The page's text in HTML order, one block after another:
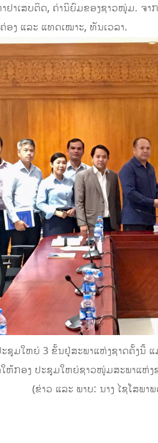
ເສບຕິດ, ຄ່ານິຍົມຂອງຊາວໜຸ່ມ. ຈາ
ງ ແລະ ແທດເໝາະ, ທັນເວລາ.
ຊຸມໃຫຍ່ 3 ຂັ້ນຢູ່ສະພາແຫ່ງຊາດຄັ້ງນີ້
ຫ້ກອງ ປະຊຸມໃຫຍ່ຊາວໜຸ່ມສະພາແຫ່ງ
(ຂ່າວ ແລະ ພາບ: ນາງ ໄຊໂສພາ